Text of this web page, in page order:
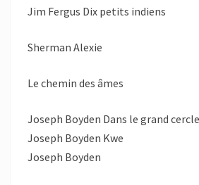
Jim Fergus Dix petits indiens
Sherman Alexie
Le chemin des âmes
Joseph Boyden Dans le grand
Joseph Boyden Kwe
Joseph Boyden